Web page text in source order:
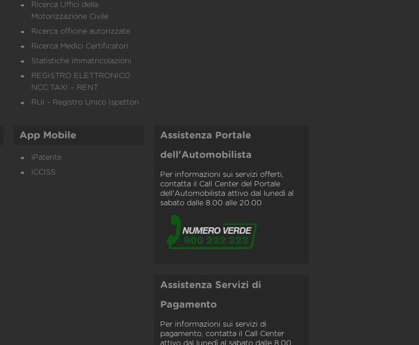
Ricerca Uffici della
Motorizzazione Civile
Ricerca officine autorizzate
Ricerca Medici Certificatori
Statistiche immatricolazioni
REGISTRO ELETTRONICO
NCC TAXI – RENT
RUI - Registro Unico Ispettori
App Mobile
iPatente
iCCISS
Assistenza Portale
dell'Automobilista
Per informazioni sui servizi offerti,
contatta il Call Center del Portale
dell'Automobilista attivo dal lunedì al
sabato dalle 8.00 alle 20.00
Assistenza Servizi di
Pagamento
Per informazioni sui servizi di
pagamento, contatta il Call Center